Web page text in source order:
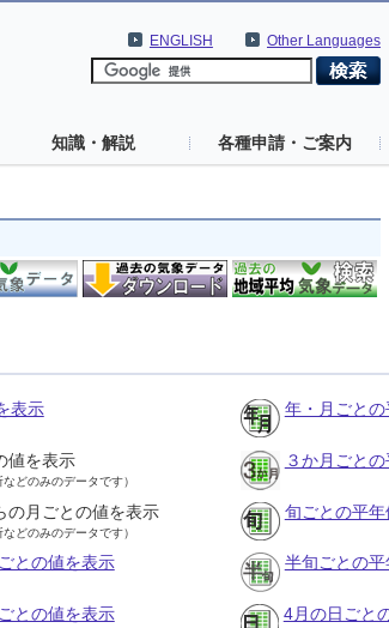
Other Languages
ENGLISH
知識・解説 各種申請・ご案内
表示 年・月ごと
値を表示
などのみのデータです）
３か月ごと
の月ごとの値を表示
などのみのデータです）
旬ごとの平
との値を表示 半旬ごとの
との値を表示 4月の日ごと